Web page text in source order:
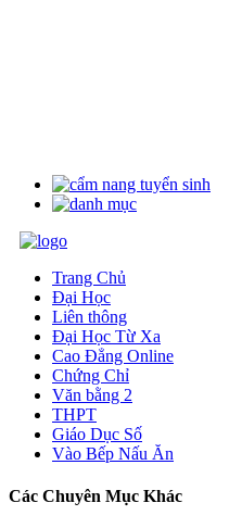
Trang Chủ
Đại Học
Liên thông
Đại Học Từ Xa
Cao Đẳng Online
Chứng Chỉ
Văn bằng 2
THPT
Giáo Dục Số
Vào Bếp Nấu Ăn
Các Chuyên Mục Khác